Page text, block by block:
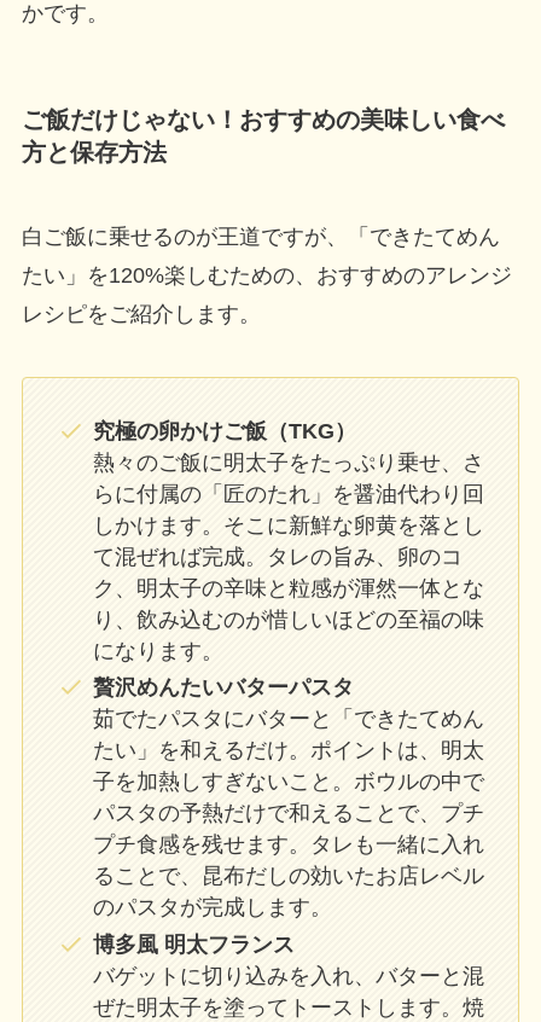
かです。
ご飯だけじゃない！おすすめの美味しい食べ
方と保存方法
白ご飯に乗せるのが王道ですが、「できたてめん
たい」を120%楽しむための、おすすめのアレンジ
レシピをご紹介します。
究極の卵かけご飯（TKG）
熱々のご飯に明太子をたっぷり乗せ、さ
らに付属の「匠のたれ」を醤油代わり回
しかけます。そこに新鮮な卵黄を落とし
て混ぜれば完成。タレの旨み、卵のコ
ク、明太子の辛味と粒感が渾然一体とな
り、飲み込むのが惜しいほどの至福の味
になります。
贅沢めんたいバターパスタ
茹でたパスタにバターと「できたてめん
たい」を和えるだけ。ポイントは、明太
子を加熱しすぎないこと。ボウルの中で
パスタの予熱だけで和えることで、プチ
プチ食感を残せます。タレも一緒に入れ
ることで、昆布だしの効いたお店レベル
のパスタが完成します。
博多風 明太フランス
バゲットに切り込みを入れ、バターと混
ぜた明太子を塗ってトーストします。焼